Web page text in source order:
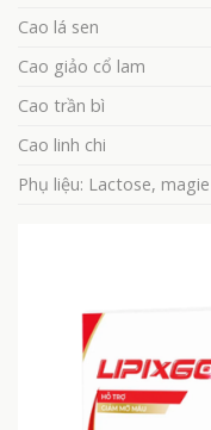
Cao lá sen
Cao giảo cổ lam
Cao trần bì
Cao linh chi
Phụ liệu: Lactose,